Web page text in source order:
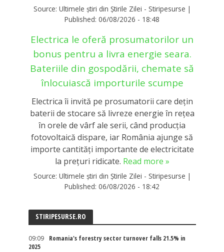
Source: Ultimele știri din Știrile Zilei - Stiripesurse |
Published: 06/08/2026 - 18:48
Electrica le oferă prosumatorilor un
bonus pentru a livra energie seara.
Bateriile din gospodării, chemate să
înlocuiască importurile scumpe
Electrica îi invită pe prosumatorii care dețin
baterii de stocare să livreze energie în rețea
în orele de vârf ale serii, când producția
fotovoltaică dispare, iar România ajunge să
importe cantități importante de electricitate
la prețuri ridicate. Read more »
Source: Ultimele știri din Știrile Zilei - Stiripesurse |
Published: 06/08/2026 - 18:42
STIRIPESURSE.RO
09:09
Romania's forestry sector turnover falls 21.5% in
2025